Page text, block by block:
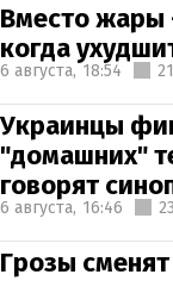
Вместо жары
когда
6 августа, 18:54
Украинцы
"домашних"
говорят
6 августа, 16:46
Грозы